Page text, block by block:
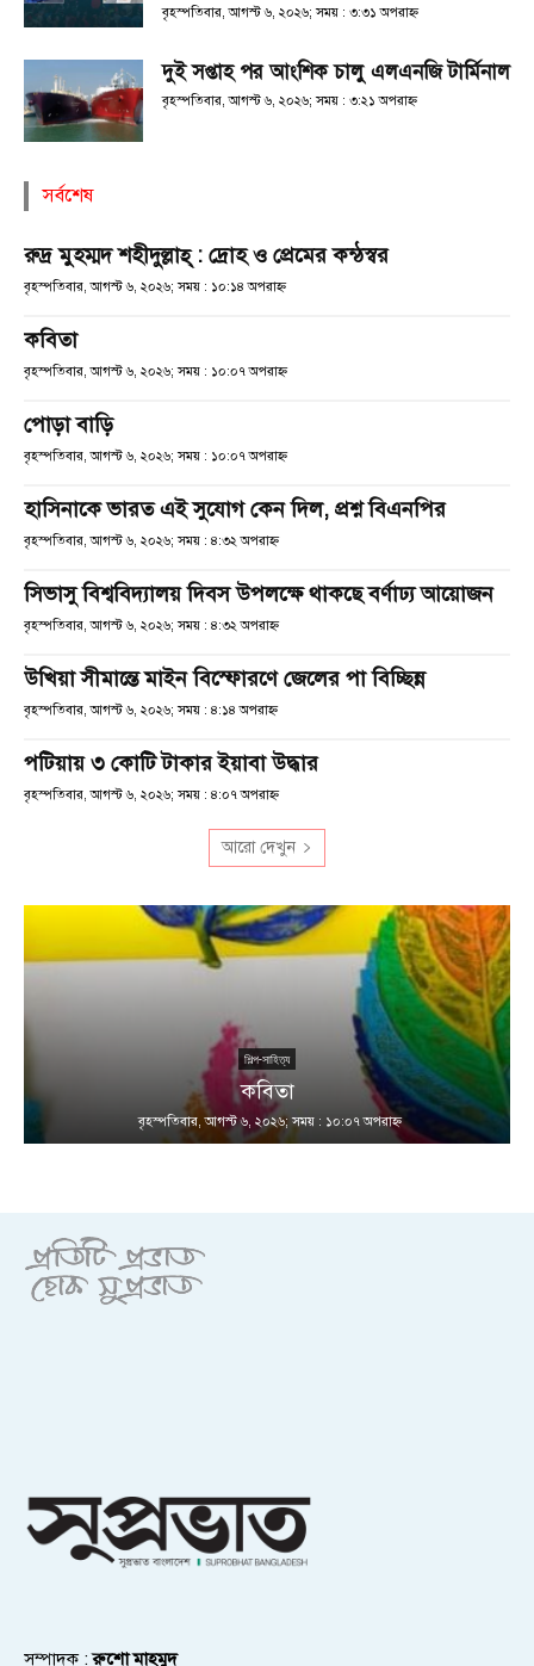
বৃহস্পতিবার, আগস্ট ৬, ২০২৬; সময় : ৩:৩১ অপরাহ্ণ
দুই সপ্তাহ পর আংশিক চালু এলএনজি টার্মিনাল
বৃহস্পতিবার, আগস্ট ৬, ২০২৬; সময় : ৩:২১ অপরাহ্ণ
সর্বশেষ
রুদ্র মুহম্মদ শহীদুল্লাহ্ : দ্রোহ ও প্রেমের কন্ঠস্বর
বৃহস্পতিবার, আগস্ট ৬, ২০২৬; সময় : ১০:১৪ অপরাহ্ণ
কবিতা
বৃহস্পতিবার, আগস্ট ৬, ২০২৬; সময় : ১০:০৭ অপরাহ্ণ
পোড়া বাড়ি
বৃহস্পতিবার, আগস্ট ৬, ২০২৬; সময় : ১০:০৭ অপরাহ্ণ
হাসিনাকে ভারত এই সুযোগ কেন দিল, প্রশ্ন বিএনপির
বৃহস্পতিবার, আগস্ট ৬, ২০২৬; সময় : ৪:৩২ অপরাহ্ণ
সিভাসু বিশ্ববিদ্যালয় দিবস উপলক্ষে থাকছে বর্ণাঢ্য আয়োজন
বৃহস্পতিবার, আগস্ট ৬, ২০২৬; সময় : ৪:৩২ অপরাহ্ণ
উখিয়া সীমান্তে মাইন বিস্ফোরণে জেলের পা বিচ্ছিন্ন
বৃহস্পতিবার, আগস্ট ৬, ২০২৬; সময় : ৪:১৪ অপরাহ্ণ
পটিয়ায় ৩ কোটি টাকার ইয়াবা উদ্ধার
বৃহস্পতিবার, আগস্ট ৬, ২০২৬; সময় : ৪:০৭ অপরাহ্ণ
আরো দেখুন
শিল্প-সাহিত্য
কবিতা
বৃহস্পতিবার, আগস্ট ৬, ২০২৬; সময় : ১০:০৭ অপরাহ্ণ
সম্পাদক :রুশো মাহমুদ